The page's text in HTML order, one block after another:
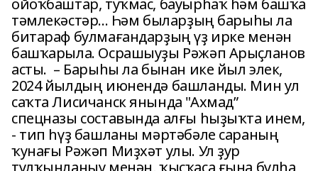
ойоҡбаштар, туҡмас, бауырһаҡ һәм башҡа
тәмлекәстәр... Һәм быларҙың барыһы ла
битараф булмағандарҙың үҙ ирке менән
башҡарыла. Осрашыуҙы Рәжәп Арыҫланов
асты. – Барыһы ла бынан ике йыл элек,
2024 йылдың июнендә башланды. Мин ул
саҡта Лисичанск янында "Ахмад”
спецназы составында алғы һыҙыҡта инем,
- тип һүҙ башланы мәртәбәле сараның
ҡунағы Рәжәп Миҙхәт улы. Ул ҙур
тулҡынланыу менән, ҡыҫҡаса ғына булһа